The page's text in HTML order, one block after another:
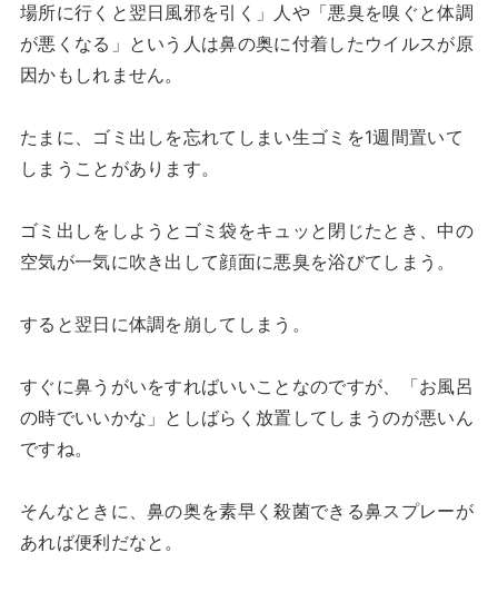
場所に行くと翌日風邪を引く」人や「悪臭を嗅ぐと体調
が悪くなる」という人は鼻の奥に付着したウイルスが原
因かもしれません。
たまに、ゴミ出しを忘れてしまい生ゴミを1週間置いて
しまうことがあります。
ゴミ出しをしようとゴミ袋をキュッと閉じたとき、中の
空気が一気に吹き出して顔面に悪臭を浴びてしまう。
すると翌日に体調を崩してしまう。
すぐに鼻うがいをすればいいことなのですが、「お風呂
の時でいいかな」としばらく放置してしまうのが悪いん
ですね。
そんなときに、鼻の奥を素早く殺菌できる鼻スプレーが
あれば便利だなと。